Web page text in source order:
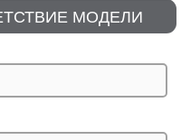
МОДЕЛИ